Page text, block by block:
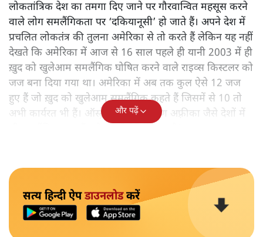
लोकतांत्रिक देश का तमगा दिए जाने पर गौरवान्वित महसूस करने
वाले लोग समलैंगिकता पर ‘दकियानूसी’ हो जाते हैं। अपने देश में
प्रचलित लोकतंत्र की तुलना अमेरिका से तो करते हैं लेकिन यह नहीं
देखते कि अमेरिका में आज से 16 साल पहले ही यानी 2003 में ही
ख़ुद को खुलेआम समलैंगिक घोषित करने वाले राइव्स किस्टलर को
जज बना दिया गया था। अमेरिका में अब तक कुल ऐसे 12 जज
हुए हैं जो ख़ुद को खुलेआम समलैंगिक कहते हैं जिसमें से 10 तो
अभी कार्यरत भी हैं। ऑस्ट्रेलिया और दक्षिण अफ़्रीका जैसे देशों में
और पढ़ें
सत्य हिन्दी ऐपडाउनलोडकरें